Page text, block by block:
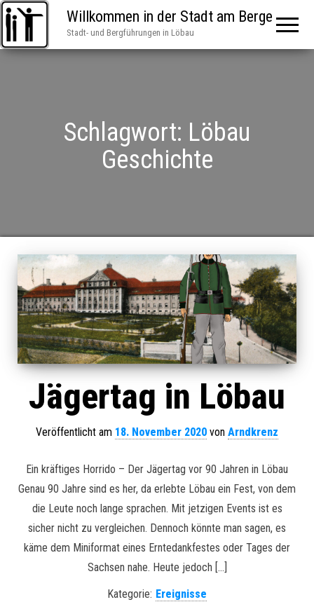
Willkommen in der Stadt am Berge
Stadt- und Bergführungen in Löbau
Schlagwort: Löbau
Geschichte
Jägertag in Löbau
Veröffentlicht am 18. November 2020 von Arndkrenz
Ein kräftiges Horrido – Der Jägertag vor 90 Jahren in Löbau
Genau 90 Jahre sind es her, da erlebte Löbau ein Fest, von dem
die Leute noch lange sprachen. Mit jetzigen Events ist es
sicher nicht zu vergleichen. Dennoch könnte man sagen, es
käme dem Miniformat eines Erntedankfestes oder Tages der
Sachsen nahe. Heute jedoch […]
Kategorie: Ereignisse